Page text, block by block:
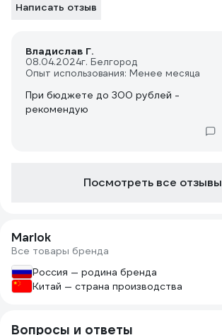
Написать отзыв
Владислав Г.
08.04.2024г. Белгород
Опыт использования: Менее месяца
При бюджете до 300 рублей -
рекомендую
Посмотреть все отзывы
Marlok
Все товары бренда
Россия — родина бренда
Китай — страна производства
Вопросы и ответы